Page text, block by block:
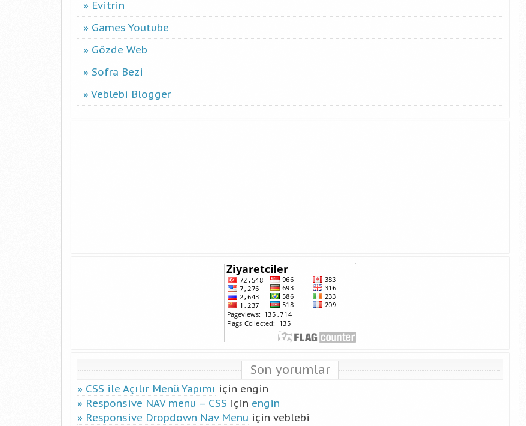
Evitrin
Games Youtube
Gözde Web
Sofra Bezi
Veblebi Blogger
Son yorumlar
CSS ile Açılır Menü Yapımı için engin
Responsive NAV menu – CSS için engin
Responsive Dropdown Nav Menu için veblebi